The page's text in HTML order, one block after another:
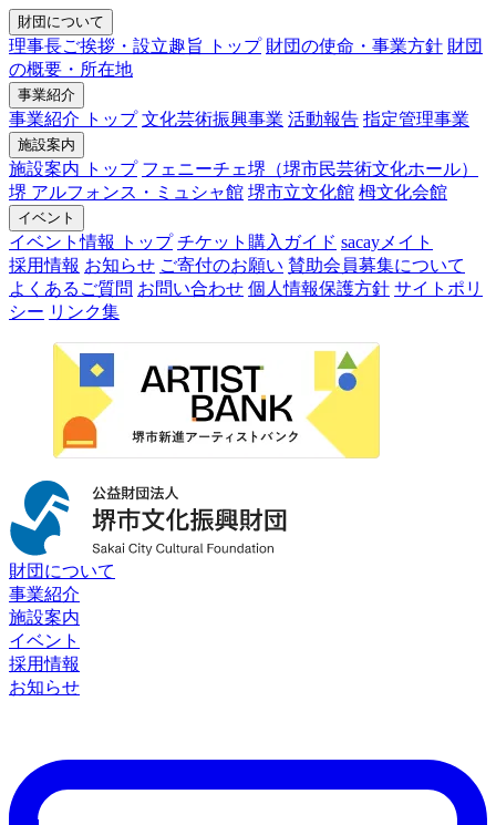
財団について
理事長ご挨拶・設立趣旨 トップ 財団の使命・事業方針 財団
の概要・所在地
事業紹介
事業紹介 トップ 文化芸術振興事業 活動報告 指定管理事業
施設案内
施設案内 トップ フェニーチェ堺（堺市民芸術文化ホール）
堺 アルフォンス・ミュシャ館 堺市立文化館 栂文化会館
イベント
イベント情報 トップ チケット購入ガイド sacayメイト
採用情報 お知らせ ご寄付のお願い 賛助会員募集について
よくあるご質問 お問い合わせ 個人情報保護方針 サイトポリ
シー リンク集
財団について
事業紹介
施設案内
イベント
採用情報
お知らせ